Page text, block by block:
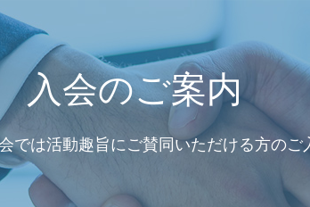
入会のご案内
では活動趣旨にご賛同いただける方のご